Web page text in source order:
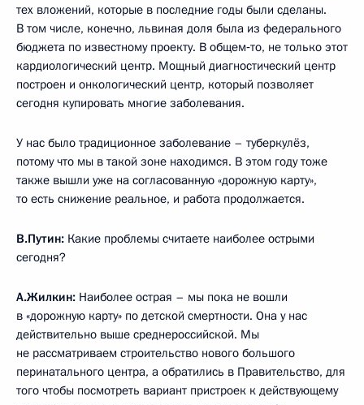
тех вложений, которые в последние годы были сделаны.
В том числе, конечно, львиная доля была из федерального
бюджета по известному проекту. В общем‑то, не только этот
кардиологический центр. Мощный диагностический центр
построен и онкологический центр, который позволяет
сегодня купировать многие заболевания.
У нас было традиционное заболевание – туберкулёз,
потому что мы в такой зоне находимся. В этом году тоже
также вышли уже на согласованную «дорожную карту»,
то есть снижение реальное, и работа продолжается.
В.Путин: Какие проблемы считаете наиболее острыми
сегодня?
А.Жилкин: Наиболее острая – мы пока не вошли
в «дорожную карту» по детской смертности. Она у нас
действительно выше среднероссийской. Мы
не рассматриваем строительство нового большого
перинатального центра, а обратились в Правительство, для
того чтобы посмотреть вариант пристроек к действующему